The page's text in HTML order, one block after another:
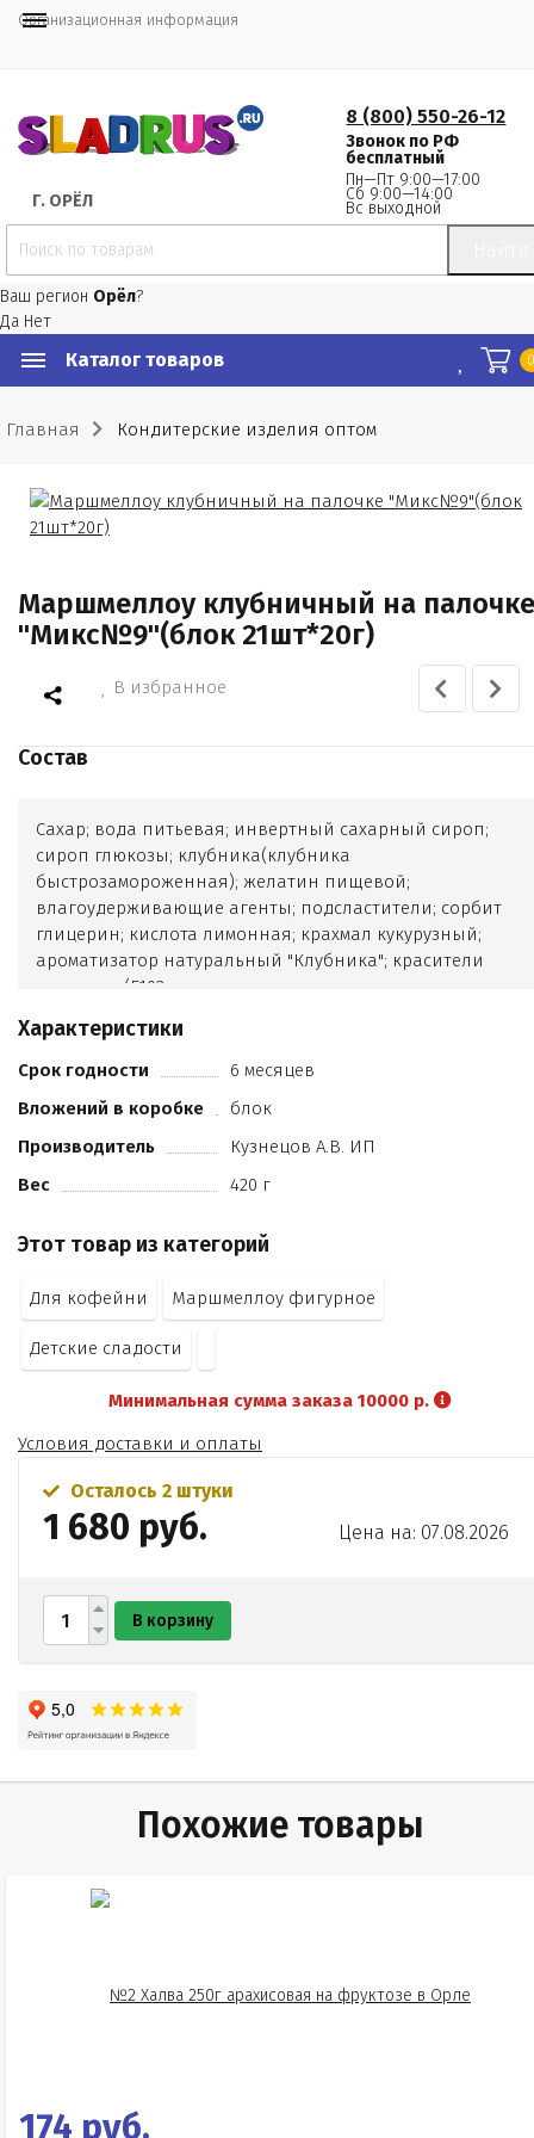
Организационная информация
Г. ОРЁЛ
8 (800) 550-26-12
Звонок по РФ
бесплатный
Пн—Пт 9:00—17:00
Сб 9:00—14:00
Вс выходной
Ваш регион Орёл?
Да Нет
Каталог товаров
Главная Кондитерские изделия оптом
Маршмеллоу клубничный на палочке
"Микс№9"(блок 21шт*20г)
В избранное
Состав
Сахар; вода питьевая; инвертный сахарный сироп;
сироп глюкозы; клубника(клубника
быстрозамороженная); желатин пищевой;
влагоудерживающие агенты; подсластители; сорбит
глицерин; кислота лимонная; крахмал кукурузный;
ароматизатор натуральный "Клубника"; красители
пищевые (Е102
Е122
Е124
Е151).
Характеристики
Срок годности
6 месяцев
Вложений в коробке
блок
Производитель
Кузнецов А.В. ИП
Вес
420 г
Этот товар из категорий
Для кофейни Маршмеллоу фигурное
Детские сладости
Минимальная сумма заказа 10000 р.
Условия доставки и оплаты
Осталось 2 штуки
1 680 руб. Цена на: 07.08.2026
В корзину
Похожие товары
174 руб.